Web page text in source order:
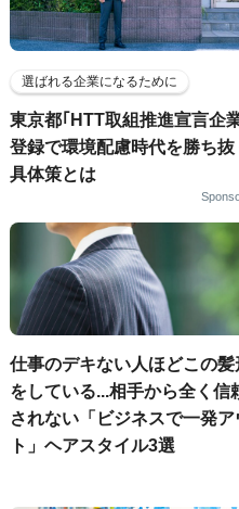
選ばれる企業になるために
東京都｢HTT取組推進宣言企
登録で環境配慮時代を勝ち抜
具体策とは
仕事のデキない人ほどこの髪
をしている...相手から全く信
されない「ビジネスで一発ア
ト」ヘアスタイル3選